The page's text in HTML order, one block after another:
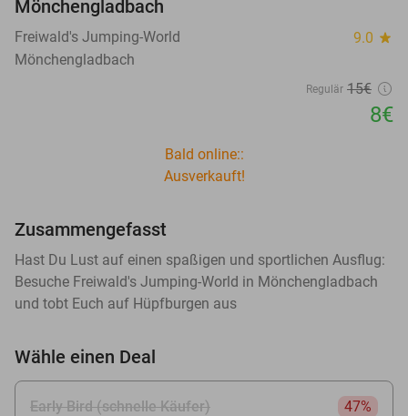
Mönchengladbach
Freiwald's Jumping-World 9.0 star
Mönchengladbach
Regulär 15€
8€
Bald online::
Ausverkauft!
Zusammengefasst
Hast Du Lust auf einen spaßigen und sportlichen Ausflug:
Besuche Freiwald's Jumping-World in Mönchengladbach
und tobt Euch auf Hüpfburgen aus
Wähle einen Deal
Early Bird (schnelle Käufer)
47%